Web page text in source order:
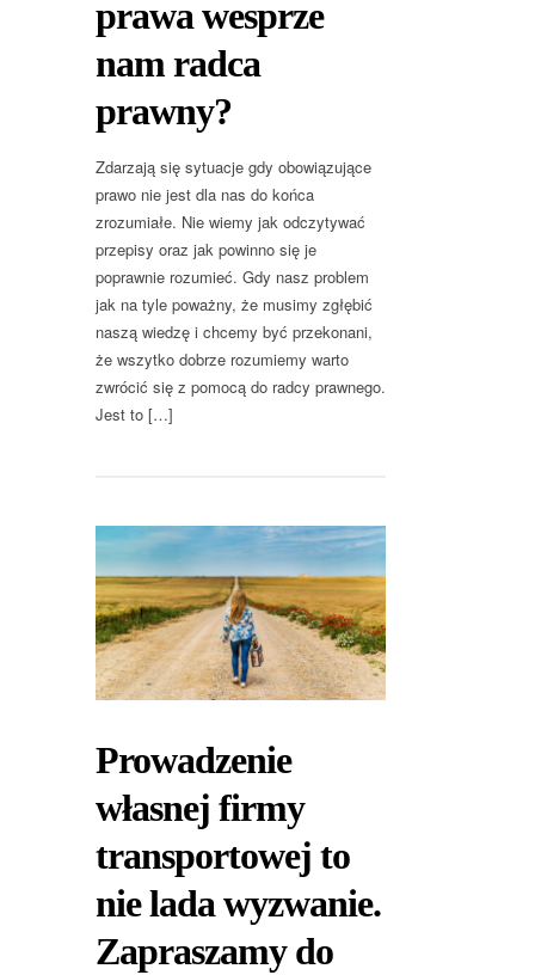
prawa wesprze
nam radca
prawny?
Zdarzają się sytuacje gdy obowiązujące
prawo nie jest dla nas do końca
zrozumiałe. Nie wiemy jak odczytywać
przepisy oraz jak powinno się je
poprawnie rozumieć. Gdy nasz problem
jak na tyle poważny, że musimy zgłębić
naszą wiedzę i chcemy być przekonani,
że wszytko dobrze rozumiemy warto
zwrócić się z pomocą do radcy prawnego.
Jest to […]
Prowadzenie
własnej firmy
transportowej to
nie lada wyzwanie.
Zapraszamy do